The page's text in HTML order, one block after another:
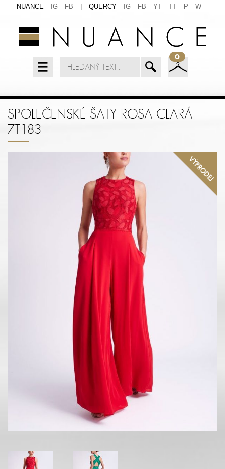
NUANCE IG FB QUERCY IG FB YT TT P W
0
SPOLEČENSKÉ ŠATY ROSA CLARÁ
7T183